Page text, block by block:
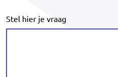
Stel hier je vraag